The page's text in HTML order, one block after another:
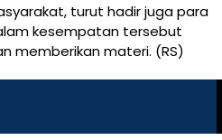
turut hadir juga para
kesempatan tersebut
memberikan materi. (RS)